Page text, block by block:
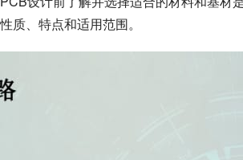
质、特点和适用范围。